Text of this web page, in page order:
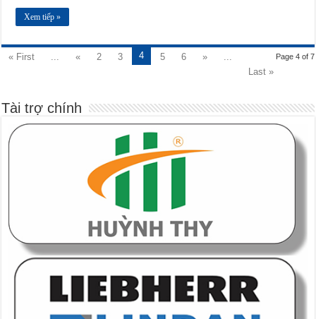
Xem tiếp »
Page 4 of 7
« First ... « 2 3 4 5 6 »
...
Last »
Tài trợ chính